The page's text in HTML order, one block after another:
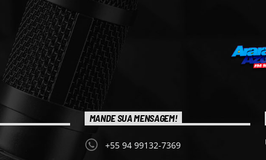
MANDE SUA MENSAGEM!
+55 94 99132-7369